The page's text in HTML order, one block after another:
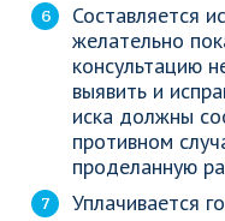
Составляется
желательно
консультацию
выявить и
иска должны
противном
проделанную
Уплачивается